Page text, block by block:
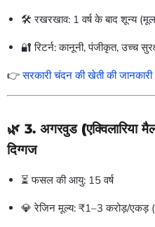
🛠️ रखरखाव: 1 वर्ष के बाद शून्य
🔐 रिटर्न: कानूनी, पंजीकृत, उच्च
👉 सरकारी चंदन की खेती की
🌿 3. अगरवुड (एक्विलारिया
दिग्गज
⏳ फसल की आयु: 15 वर्ष
💎 रेजिन मूल्य: ₹1–3 करोड़/